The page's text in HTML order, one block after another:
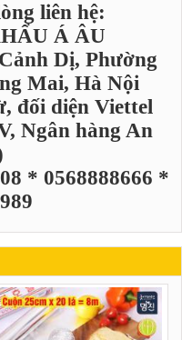
liên hệ:
Á ÂU
Dị, Phường
Mai, Hà Nội
đối diện Viettel
Ngân hàng An
* 0568888666 *